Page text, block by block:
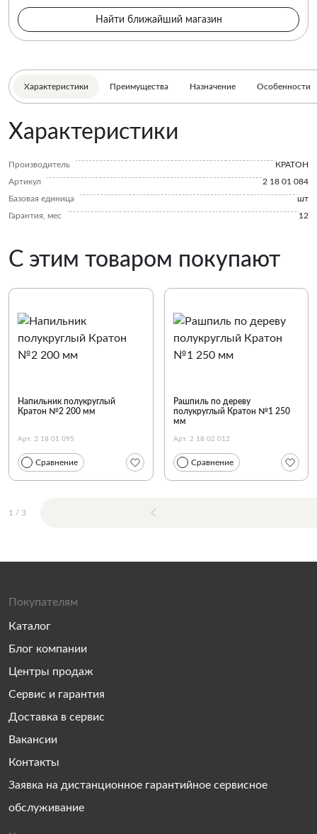
Найти ближайший магазин
Характеристики Преимущества Назначение Особенности
Характеристики
Производитель
КРАТОН
Артикул
2 18 01 084
Базовая единица
шт
Гарантия, мес
12
С этим товаром покупают
Напильник полукруглый
Кратон №2 200 мм
Арт. 2 18 01 095
Сравнение
Рашпиль по дереву
полукруглый Кратон №1 250
мм
Арт. 2 18 02 012
Сравнение
1 / 3
Покупателям
Каталог
Блог компании
Центры продаж
Сервис и гарантия
Доставка в сервис
Вакансии
Контакты
Заявка на дистанционное гарантийное сервисное
обслуживание